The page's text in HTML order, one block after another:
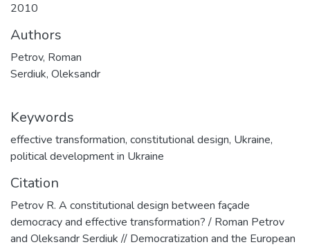
2010
Authors
Petrov, Roman
Serdiuk, Oleksandr
Keywords
effective transformation, constitutional design, Ukraine,
political development in Ukraine
Citation
Petrov R. A constitutional design between façade
democracy and effective transformation? / Roman Petrov
and Oleksandr Serdiuk // Democratization and the European